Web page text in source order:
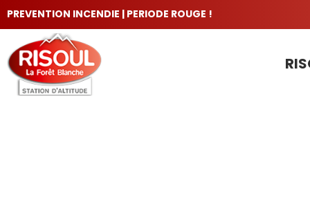
PREVENTION INCENDIE | PERIODE ROUGE !